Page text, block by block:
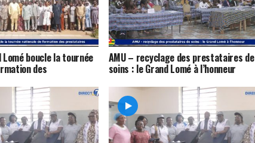
Lomé boucle la tournée
des
AMU – recyclage des prestataires de
soins : le Grand Lomé à l’honneur